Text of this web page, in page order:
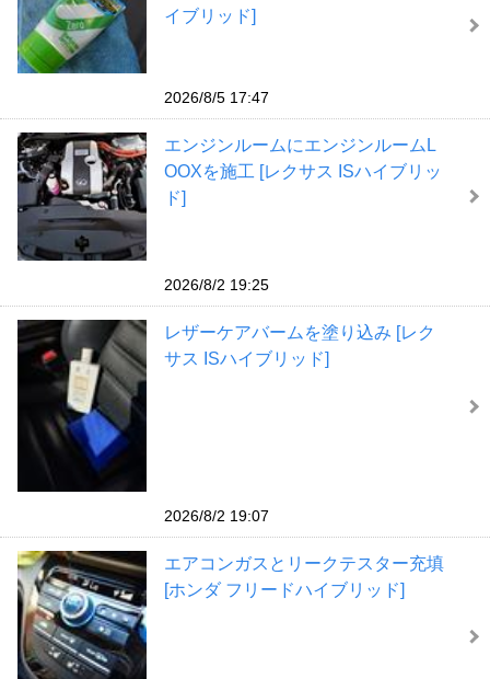
イブリッド]
2026/8/5 17:47
エンジンルームにエンジンルームL
OOXを施工 [レクサス ISハイブリッ
ド]
2026/8/2 19:25
レザーケアバームを塗り込み [レク
サス ISハイブリッド]
2026/8/2 19:07
エアコンガスとリークテスター充填
[ホンダ フリードハイブリッド]